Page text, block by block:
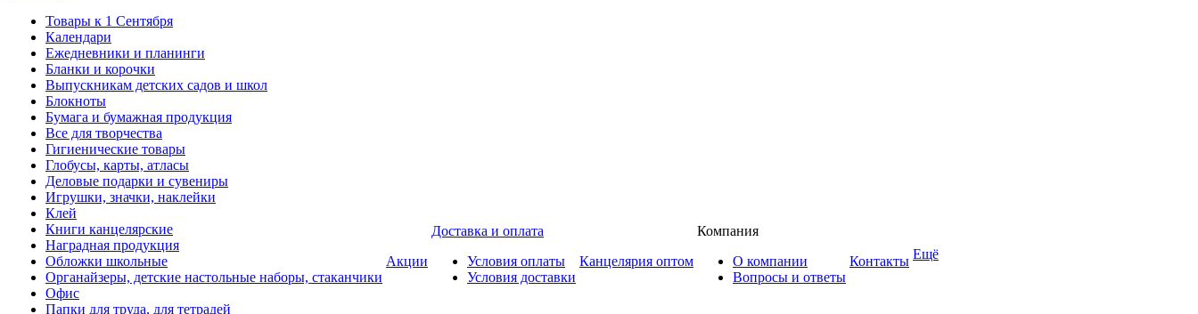
Товары к 1 Сентября
Календари
Ежедневники и планинги
Бланки и корочки
Выпускникам детских садов и школ
Блокноты
Бумага и бумажная продукция
Все для творчества
Гигиенические товары
Глобусы, карты, атласы
Деловые подарки и сувениры
Игрушки, значки, наклейки
Клей
Книги канцелярские
Наградная продукция
Обложки школьные
Органайзеры, детские настольные наборы, стаканчики
Офис
Папки для труда, для тетрадей
Акции
Доставка и оплата
Условия оплаты
Условия доставки
Канцелярия оптом
Компания
О компании
Вопросы и ответы
Контакты Ещё